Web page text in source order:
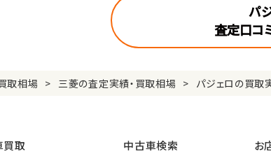
パ
査定口コ
取相場 三菱の査定実績・買取相場 パジェロの買取
買取 中古車検索 お